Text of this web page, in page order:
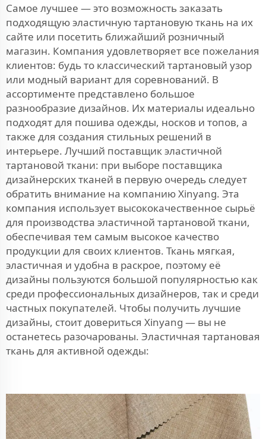
Самое лучшее — это возможность заказать
подходящую эластичную тартановую ткань на их
сайте или посетить ближайший розничный
магазин. Компания удовлетворяет все пожелания
клиентов: будь то классический тартановый узор
или модный вариант для соревнований. В
ассортименте представлено большое
разнообразие дизайнов. Их материалы идеально
подходят для пошива одежды, носков и топов, а
также для создания стильных решений в
интерьере. Лучший поставщик эластичной
тартановой ткани: при выборе поставщика
дизайнерских тканей в первую очередь следует
обратить внимание на компанию Xinyang. Эта
компания использует высококачественное сырьё
для производства эластичной тартановой ткани,
обеспечивая тем самым высокое качество
продукции для своих клиентов. Ткань мягкая,
эластичная и удобна в раскрое, поэтому её
дизайны пользуются большой популярностью как
среди профессиональных дизайнеров, так и среди
частных покупателей. Чтобы получить лучшие
дизайны, стоит довериться Xinyang — вы не
останетесь разочарованы. Эластичная тартановая
ткань для активной одежды: